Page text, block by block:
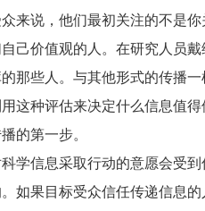
来说，他们最初关注的不是
己价值观的人。在研究人员
那些人。与其他形式的传播
这种评估来决定什么信息值
的第一步。
学信息采取行动的意愿会受
如果目标受众信任传递信息